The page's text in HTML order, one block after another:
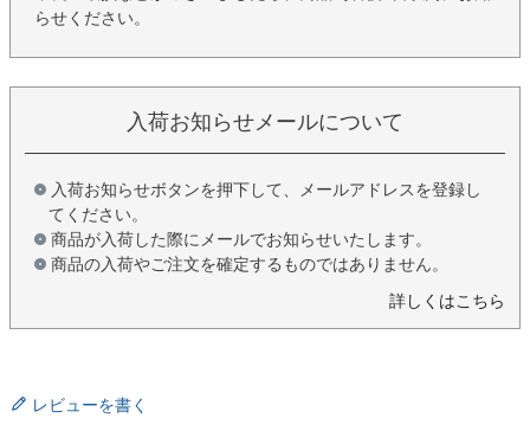
らせください。
入荷お知らせメールについて
入荷お知らせボタンを押下して、メールアドレスを登録し
てください。
商品が入荷した際にメールでお知らせいたします。
商品の入荷やご注文を確定するものではありません。
詳しくはこちら
レビューを書く